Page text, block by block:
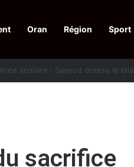
Oran Région Sport
aux dénonciateurs de
sacrifice